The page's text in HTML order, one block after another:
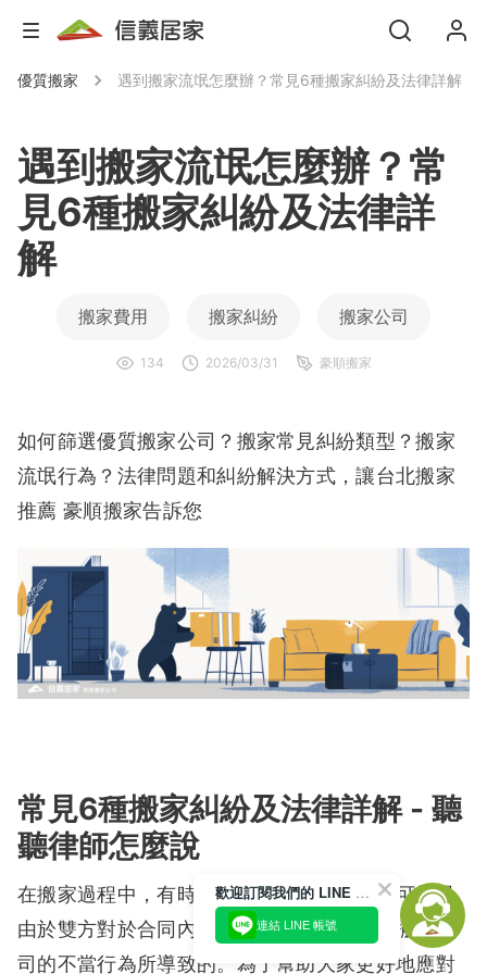
優質搬家 遇到搬家流氓怎麼辦？常見6種搬家糾紛及法律詳解
遇到搬家流氓怎麼辦？常
見6種搬家糾紛及法律詳
解
搬家費用 搬家糾紛 搬家公司
134 2026/03/31 豪順搬家
如何篩選優質搬家公司？搬家常見糾紛類型？搬家
流氓行為？法律問題和糾紛解決方式，讓台北搬家
推薦 豪順搬家告訴您
常見6種搬家糾紛及法律詳解 - 聽
聽律師怎麼說
在搬家過程中，有時候會遇到各種糾紛，這可能是
由於雙方對於合同內容的理解不同，或者是搬家公
司的不當行為所導致的。為了幫助大家更好地應對
歡迎訂閱我們的 LINE 官方帳號
連結 LINE 帳號